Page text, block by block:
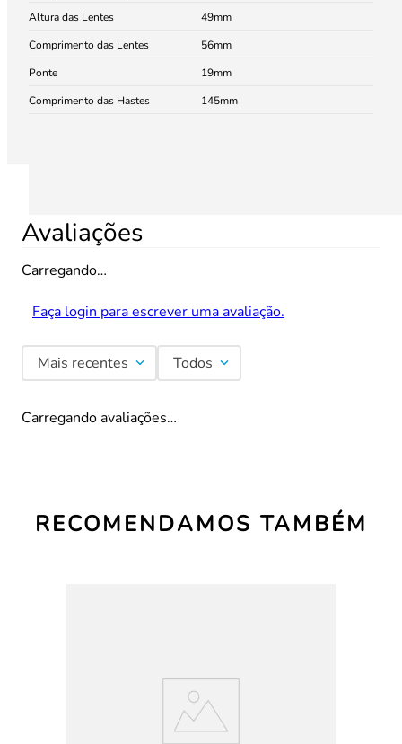
Altura das Lentes
49
Comprimento das Lentes
56
Ponte
19
Comprimento das Hastes
145
Avaliações
Carregando…
Faça login para escrever uma avaliação.
Mais recentes Todos
Carregando avaliações…
RECOMENDAMOS TAMBÉM